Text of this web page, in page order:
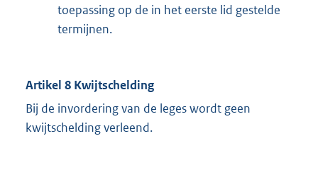
toepassing op de in het eerste lid gestelde
termijnen.
Artikel 8 Kwijtschelding
Bij de invordering van de leges wordt geen
kwijtschelding verleend.